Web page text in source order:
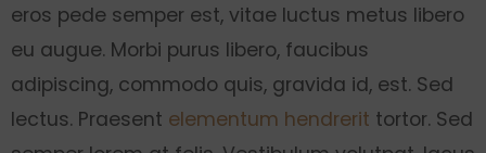
eros pede semper est, vitae luctus metus libero
eu augue. Morbi purus libero, faucibus
adipiscing, commodo quis, gravida id, est. Sed
lectus. Praesent elementum hendrerit tortor. Sed